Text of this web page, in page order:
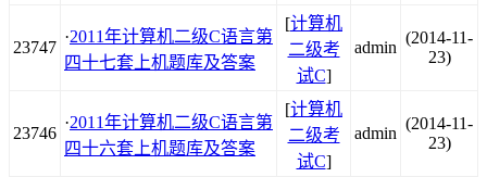
23747
·2011年计算机二级C语言第
四十七套上机题库及答案
[计算机
二级考
试C]
admin
(2014-11-
23)
23746
·2011年计算机二级C语言第
四十六套上机题库及答案
[计算机
二级考
试C]
admin
(2014-11-
23)